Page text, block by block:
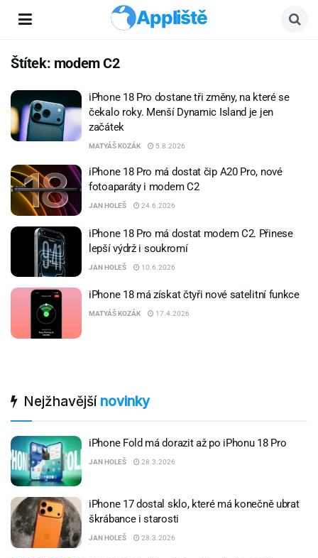
Appliště
Štítek: modem C2
iPhone 18 Pro dostane tři změny, na které se
čekalo roky. Menší Dynamic Island je jen
začátek
MATYÁŠ KOZÁK 5.8.2026
iPhone 18 Pro má dostat čip A20 Pro, nové
fotoaparáty i modem C2
JAN HOLEŠ 24.6.2026
iPhone 18 Pro má dostat modem C2. Přinese
lepší výdrž i soukromí
JAN HOLEŠ 10.6.2026
iPhone 18 má získat čtyři nové satelitní funkce
MATYÁŠ KOZÁK 17.4.2026
Nejžhavějšínovinky
iPhone Fold má dorazit až po iPhonu 18 Pro
JAN HOLEŠ 28.3.2026
iPhone 17 dostal sklo, které má konečně ubrat
škrábance i starosti
JAN HOLEŠ 28.3.2026